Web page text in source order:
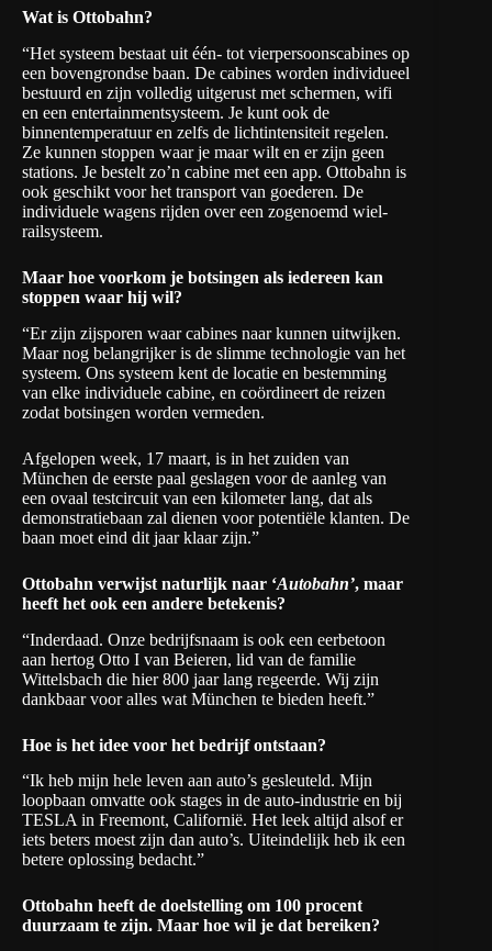
Wat is Ottobahn?
“Het systeem bestaat uit één- tot vierpersoonscabines op
een bovengrondse baan. De cabines worden individueel
bestuurd en zijn volledig uitgerust met schermen, wifi
en een entertainmentsysteem. Je kunt ook de
binnentemperatuur en zelfs de lichtintensiteit regelen.
Ze kunnen stoppen waar je maar wilt en er zijn geen
stations. Je bestelt zo’n cabine met een app. Ottobahn is
ook geschikt voor het transport van goederen. De
individuele wagens rijden over een zogenoemd wiel-
railsysteem.
Maar hoe voorkom je botsingen als iedereen kan
stoppen waar hij wil?
“Er zijn zijsporen waar cabines naar kunnen uitwijken.
Maar nog belangrijker is de slimme technologie van het
systeem. Ons systeem kent de locatie en bestemming
van elke individuele cabine, en coördineert de reizen
zodat botsingen worden vermeden.
Afgelopen week, 17 maart, is in het zuiden van
München de eerste paal geslagen voor de aanleg van
een ovaal testcircuit van een kilometer lang, dat als
demonstratiebaan zal dienen voor potentiële klanten. De
baan moet eind dit jaar klaar zijn.”
Ottobahn verwijst naturlijk naar ‘Autobahn’, maar
heeft het ook een andere betekenis?
“Inderdaad. Onze bedrijfsnaam is ook een eerbetoon
aan hertog Otto I van Beieren, lid van de familie
Wittelsbach die hier 800 jaar lang regeerde. Wij zijn
dankbaar voor alles wat München te bieden heeft.”
Hoe is het idee voor het bedrijf ontstaan?
“Ik heb mijn hele leven aan auto’s gesleuteld. Mijn
loopbaan omvatte ook stages in de auto-industrie en bij
TESLA in Freemont, Californië. Het leek altijd alsof er
iets beters moest zijn dan auto’s. Uiteindelijk heb ik een
betere oplossing bedacht.”
Ottobahn heeft de doelstelling om 100 procent
duurzaam te zijn. Maar hoe wil je dat bereiken?